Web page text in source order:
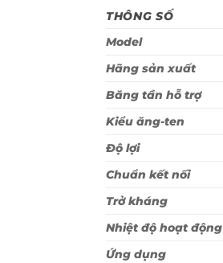
THÔNG SỐ
Model
Hãng sản xuất
Băng tần hỗ trợ
Kiểu ăng-ten
Độ lợi
Chuẩn kết nối
Trở kháng
Nhiệt độ hoạt động
Ứng dụng